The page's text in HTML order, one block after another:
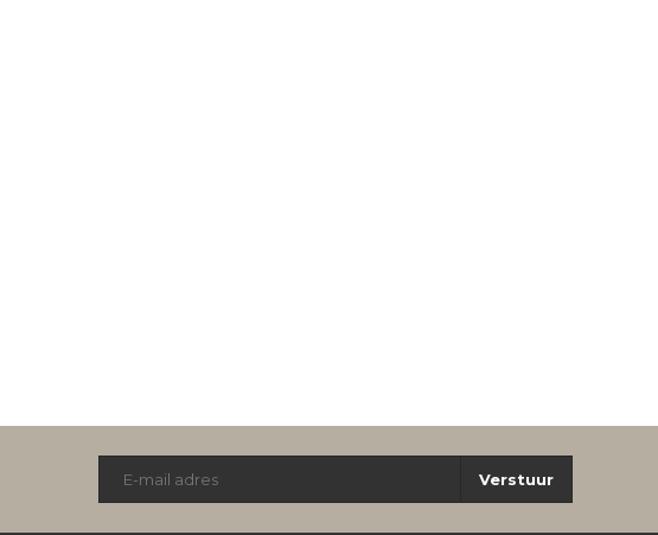
Verstuur